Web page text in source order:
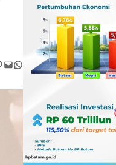
Mail WhatsApp